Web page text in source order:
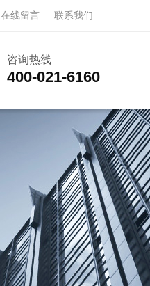
在线留言 联系我们
咨询热线
400-021-6160